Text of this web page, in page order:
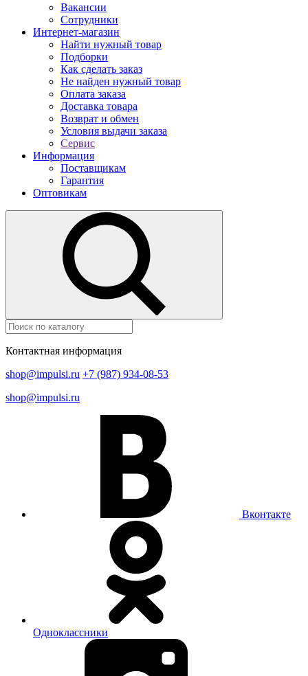
Вакансии
Сотрудники
Интернет-магазин
Найти нужный товар
Подборки
Как сделать заказ
Не найден нужный товар
Оплата заказа
Доставка товара
Возврат и обмен
Условия выдачи заказа
Сервис
Информация
Поставщикам
Гарантия
Оптовикам
Контактная информация
shop@impulsi.ru +7 (987) 934-08-53
shop@impulsi.ru
Вконтакте
Одноклассники